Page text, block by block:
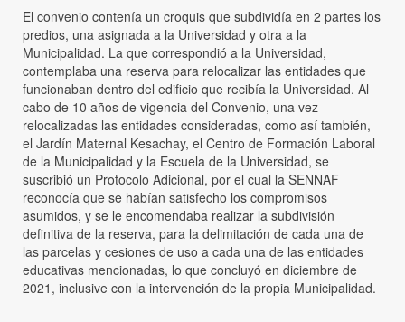
El convenio contenía un croquis que subdividía en 2 partes los
predios, una asignada a la Universidad y otra a la
Municipalidad. La que correspondió a la Universidad,
contemplaba una reserva para relocalizar las entidades que
funcionaban dentro del edificio que recibía la Universidad. Al
cabo de 10 años de vigencia del Convenio, una vez
relocalizadas las entidades consideradas, como así también,
el Jardín Maternal Kesachay, el Centro de Formación Laboral
de la Municipalidad y la Escuela de la Universidad, se
suscribió un Protocolo Adicional, por el cual la SENNAF
reconocía que se habían satisfecho los compromisos
asumidos, y se le encomendaba realizar la subdivisión
definitiva de la reserva, para la delimitación de cada una de
las parcelas y cesiones de uso a cada una de las entidades
educativas mencionadas, lo que concluyó en diciembre de
2021, inclusive con la intervención de la propia Municipalidad.